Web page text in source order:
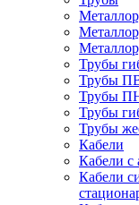
Трубы
Трубы
Трубы
Трубы
Трубы
Кабели
Кабели с
Кабели